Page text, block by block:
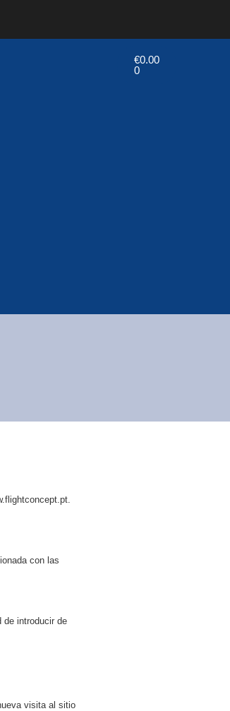
€0.00
0
con las
de introducir de
visita al sitio